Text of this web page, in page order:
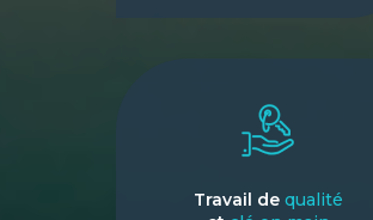
Travail de qualité